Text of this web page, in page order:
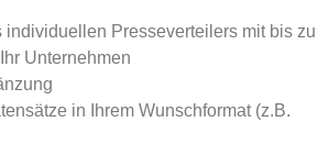
individuellen Presseverteilers mit bis zu
Unternehmen
in Ihrem Wunschformat (z.B.